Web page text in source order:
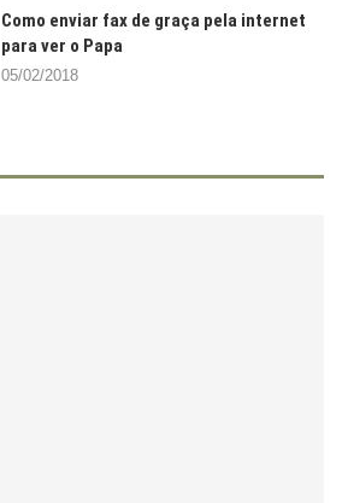
Como enviar fax de graça pela internet
para ver o Papa
05/02/2018